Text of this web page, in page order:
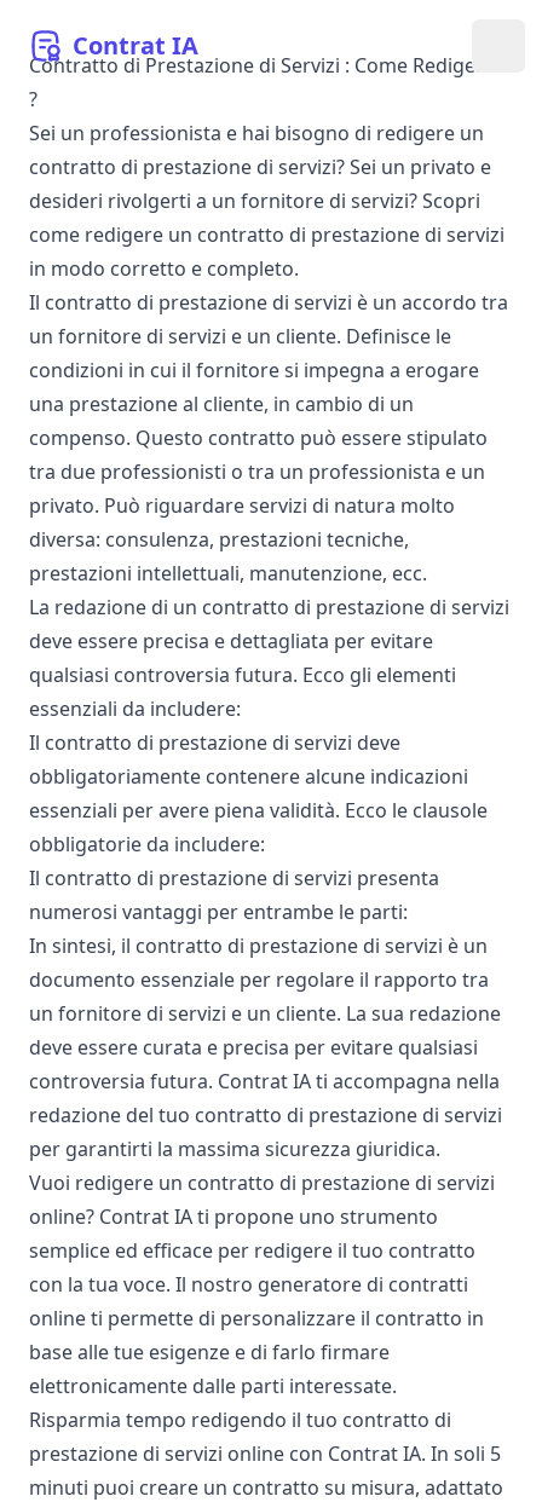
Contrat IA
Contratto di Prestazione di Servizi : Come Redigerlo
?
Sei un professionista e hai bisogno di redigere un
contratto di prestazione di servizi? Sei un privato e
desideri rivolgerti a un fornitore di servizi? Scopri
come redigere un contratto di prestazione di servizi
in modo corretto e completo.
Il contratto di prestazione di servizi è un accordo tra
un fornitore di servizi e un cliente. Definisce le
condizioni in cui il fornitore si impegna a erogare
una prestazione al cliente, in cambio di un
compenso. Questo contratto può essere stipulato
tra due professionisti o tra un professionista e un
privato. Può riguardare servizi di natura molto
diversa: consulenza, prestazioni tecniche,
prestazioni intellettuali, manutenzione, ecc.
La redazione di un contratto di prestazione di servizi
deve essere precisa e dettagliata per evitare
qualsiasi controversia futura. Ecco gli elementi
essenziali da includere:
Il contratto di prestazione di servizi deve
obbligatoriamente contenere alcune indicazioni
essenziali per avere piena validità. Ecco le clausole
obbligatorie da includere:
Il contratto di prestazione di servizi presenta
numerosi vantaggi per entrambe le parti:
In sintesi, il contratto di prestazione di servizi è un
documento essenziale per regolare il rapporto tra
un fornitore di servizi e un cliente. La sua redazione
deve essere curata e precisa per evitare qualsiasi
controversia futura. Contrat IA ti accompagna nella
redazione del tuo contratto di prestazione di servizi
per garantirti la massima sicurezza giuridica.
Vuoi redigere un contratto di prestazione di servizi
online? Contrat IA ti propone uno strumento
semplice ed efficace per redigere il tuo contratto
con la tua voce. Il nostro generatore di contratti
online ti permette di personalizzare il contratto in
base alle tue esigenze e di farlo firmare
elettronicamente dalle parti interessate.
Risparmia tempo redigendo il tuo contratto di
prestazione di servizi online con Contrat IA. In soli 5
minuti puoi creare un contratto su misura, adattato